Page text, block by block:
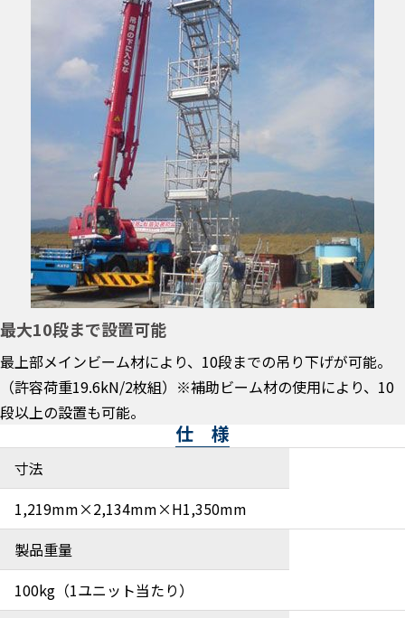
最大10段まで設置可能
最上部メインビーム材により、10段までの吊り下げが可能。
（許容荷重19.6kN/2枚組）※補助ビーム材の使用により、10
段以上の設置も可能。
仕 様
寸法
1,219mm×2,134mm×H1,350mm
製品重量
100kg（1ユニット当たり）